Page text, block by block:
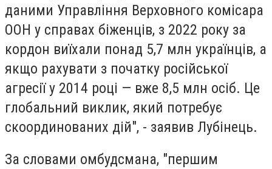
даними Управління Верховного комісара
ООН у справах біженців, з 2022 року за
кордон виїхали понад 5,7 млн українців, а
якщо рахувати з початку російської
агресії у 2014 році — вже 8,5 млн осіб. Це
глобальний виклик, який потребує
скоординованих дій", - заявив Лубінець.
За словами омбудсмана, "першим